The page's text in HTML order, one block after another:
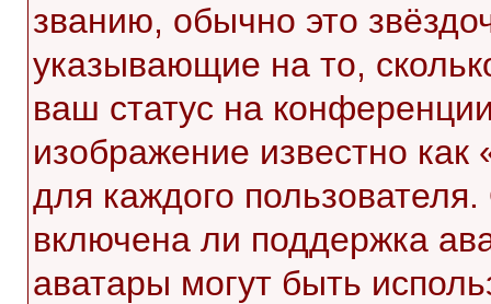
званию, обычно это
указывающие на то,
ваш статус на
изображение известно
для каждого
включена ли поддержка
аватары могут быть